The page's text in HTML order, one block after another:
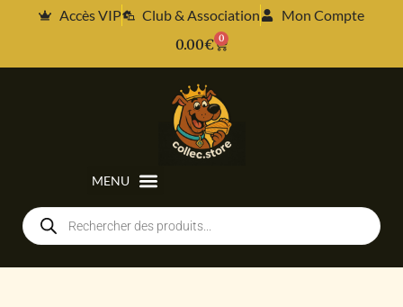
Accès VIP Club & Association
Mon Compte
0.00€ 0